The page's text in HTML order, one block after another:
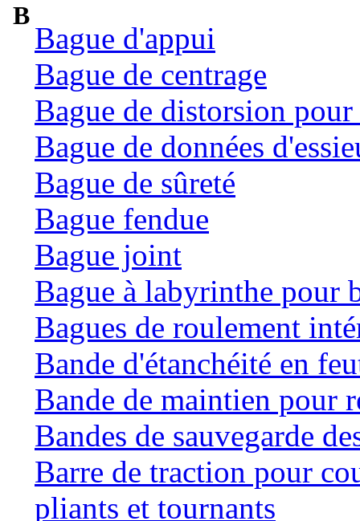
B
Bague d'appui
Bague de centrage
Bague de distorsion
Bague de données
Bague de sûreté
Bague fendue
Bague joint
Bague à labyrinthe pour
Bagues de roulement
Bande d'étanchéité en
Bande de maintien pour
Bandes de sauvegarde
Barre de traction pour
pliants et tournants